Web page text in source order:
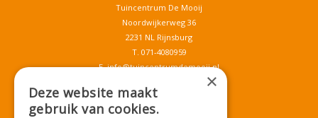
Tuincentrum De Mooij
Noordwijkerweg 36
2231 NL Rijnsburg
T. 071-4080959
E.info@tuincentrumdemooij.nl
×
Deze website maakt
gebruik van cookies.